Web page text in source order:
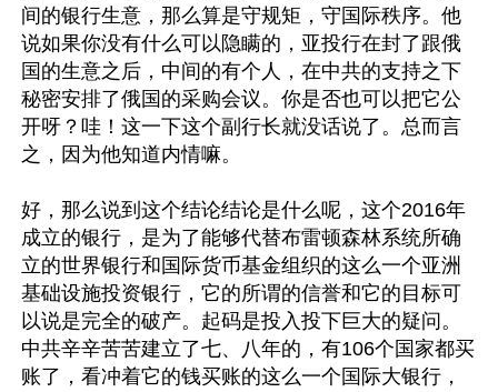
间的银行生意，那么算是守规矩，守国际秩序。他
说如果你没有什么可以隐瞒的，亚投行在封了跟俄
国的生意之后，中间的有个人，在中共的支持之下
秘密安排了俄国的采购会议。你是否也可以把它公
开呀？哇！这一下这个副行长就没话说了。总而言
之，因为他知道内情嘛。
好，那么说到这个结论结论是什么呢，这个2016年
成立的银行，是为了能够代替布雷顿森林系统所确
立的世界银行和国际货币基金组织的这么一个亚洲
基础设施投资银行，它的所谓的信誉和它的目标可
以说是完全的破产。起码是投入投下巨大的疑问。
中共辛辛苦苦建立了七、八年的，有106个国家都买
账了，看冲着它的钱买账的这么一个国际大银行，